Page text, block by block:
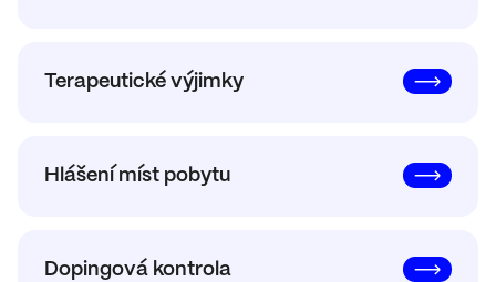
Terapeutické výjimky
Hlášení míst pobytu
Dopingová kontrola